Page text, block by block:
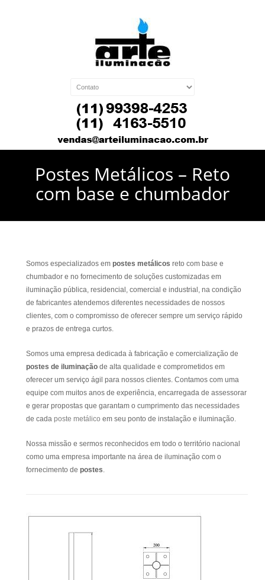
Postes Metálicos – Reto
com base e chumbador
Somos especializados em postes metálicos reto com base e
chumbador e no fornecimento de soluções customizadas em
iluminação pública, residencial, comercial e industrial, na condição
de fabricantes atendemos diferentes necessidades de nossos
clientes, com o compromisso de oferecer sempre um serviço rápido
e prazos de entrega curtos.
Somos uma empresa dedicada à fabricação e comercialização de
postes de iluminação de alta qualidade e comprometidos em
oferecer um serviço ágil para nossos clientes. Contamos com uma
equipe com muitos anos de experiência, encarregada de assessorar
e gerar propostas que garantam o cumprimento das necessidades
de cada poste metálico em seu ponto de instalação e iluminação.
Nossa missão e sermos reconhecidos em todo o território nacional
como uma empresa importante na área de iluminação com o
fornecimento de postes.